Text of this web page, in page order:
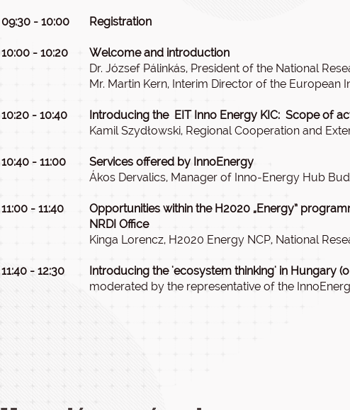
09:30 - 10:00 Registration
10:00 - 10:20
Welcome and introduction
Dr. József Pálinkás, President of the National
Mr. Martin Kern, Interim Director of the
10:20 - 10:40
Introducing the EIT Inno Energy KIC: Scope of
Kamil Szydłowski, Regional Cooperation and
10:40 - 11:00
Services offered by InnoEnergy
Ákos Dervalics, Manager of Inno-Energy Hub
11:00 - 11:40
Opportunities within the H2020 „Energy”
NRDI Office
Kinga Lorencz, H2020 Energy NCP, National
11:40 - 12:30
Introducing the 'ecosystem thinking' in Hungary
moderated by the representative of the